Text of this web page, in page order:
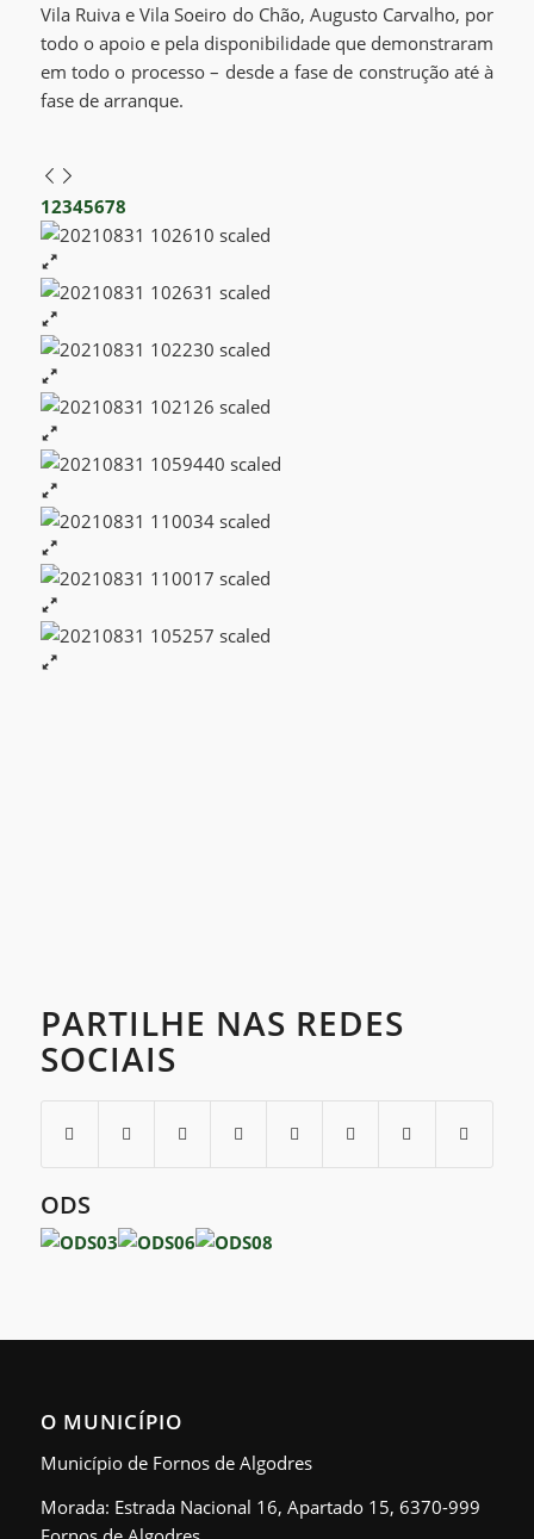
Vila Ruiva e Vila Soeiro do Chão, Augusto Carvalho, por
todo o apoio e pela disponibilidade que demonstraram
em todo o processo – desde a fase de construção até à
fase de arranque.
12345678
PARTILHE NAS REDES
SOCIAIS
ODS
O MUNICÍPIO
Município de Fornos de Algodres
Morada: Estrada Nacional 16, Apartado 15, 6370-999